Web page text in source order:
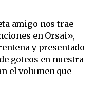
amigo nos trae
en Orsai»,
y presentado
goteos en nuestra
el volumen que